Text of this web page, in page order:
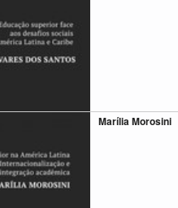
Marília Morosini